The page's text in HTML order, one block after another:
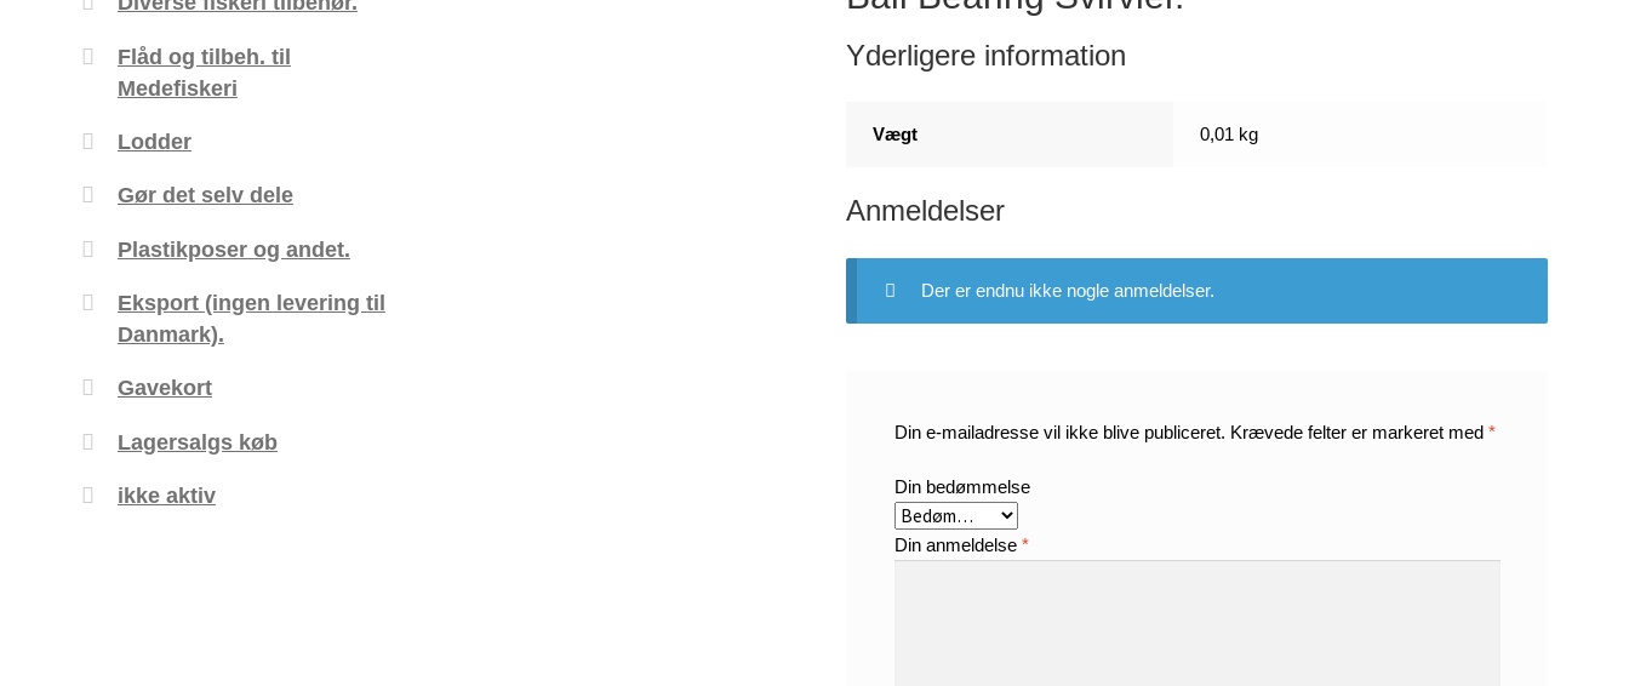
Yderligere information
Vægt 0,01 kg
Anmeldelser
Der er endnu ikke nogle anmeldelser.
Din e-mailadresse vil ikke blive publiceret. Krævede felter er markeret med *
Din bedømmelse
Din anmeldelse *
Flåd og tilbeh. til
Medefiskeri
Lodder
Gør det selv dele
Plastikposer og andet.
Eksport (ingen levering til
Danmark).
Gavekort
Lagersalgs køb
ikke aktiv